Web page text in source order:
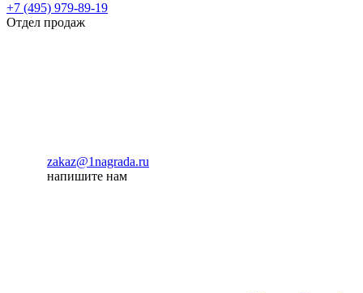
+7 (495) 979-89-19
Отдел продаж
zakaz@1nagrada.ru
напишите нам